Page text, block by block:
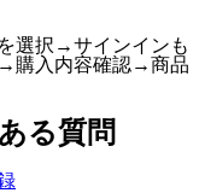
選択→サインインも
購入内容確認→商品
る質問